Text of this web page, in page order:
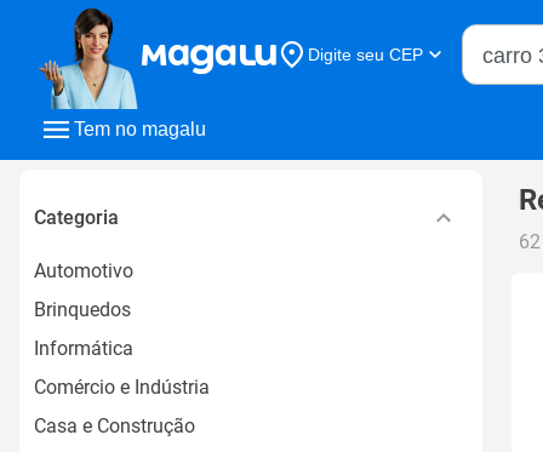
Tem no magalu
Digite seu CEP
Buscar
Categoria
Automotivo
Brinquedos
Informática
Comércio e Indústria
Casa e Construção